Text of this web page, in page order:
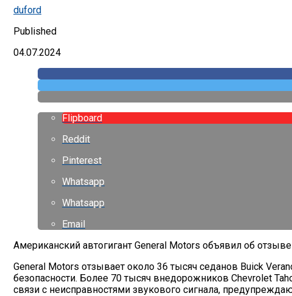
duford
Published
04.07.2024
Flipboard
Reddit
Pinterest
Whatsapp
Whatsapp
Email
Американский автогигант General Motors объявил об
General Motors отзывает около 36 тысяч седанов Buick
безопасности. Более 70 тысяч внедорожников Chevrolet
связи с неисправностями звукового сигнала,